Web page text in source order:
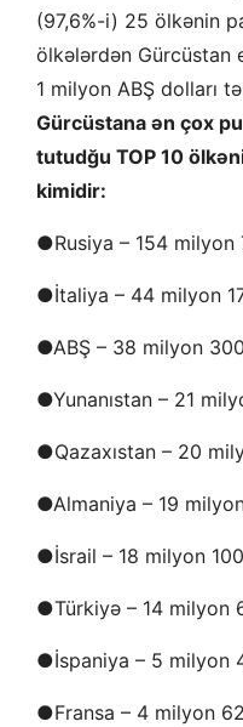
(97,6%-i) 25 ölkənin
ölkələrdən Gürcüstan
1 milyon ABŞ dolları
Gürcüstana ən çox
tutudğu TOP 10
kimidir:
●Rusiya – 154 milyon
●İtaliya – 44 milyon
●ABŞ – 38 milyon
●Yunanıstan – 21
●Qazaxıstan – 20
●Almaniya – 19
●İsrail – 18 milyon
●Türkiyə – 14 milyon
●İspaniya – 5 milyon
●Fransa – 4 milyon